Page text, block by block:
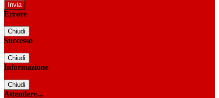
Errore
Chiudi
Successo
Chiudi
Informazione
Chiudi
Attendere...